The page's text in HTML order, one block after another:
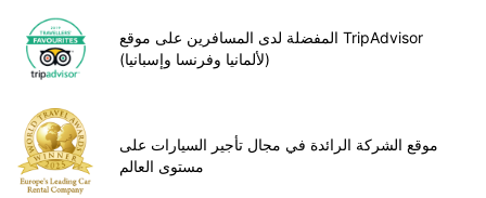
المفضلة لدى المسافرين على موقع TripAdvisor
(لألمانيا وفرنسا وإسبانيا)
موقع الشركة الرائدة في مجال تأجير السيارات على
مستوى العالم